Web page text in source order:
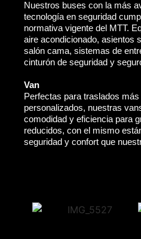
Nuestros buses con la más
tecnología en seguridad
normativa vigente del MTT.
aire acondicionado, asientos
salón cama, sistemas de
cinturón de seguridad y
Van
Perfectas para traslados
personalizados, nuestras
comodidad y eficiencia para
reducidos, con el mismo
seguridad y confort que